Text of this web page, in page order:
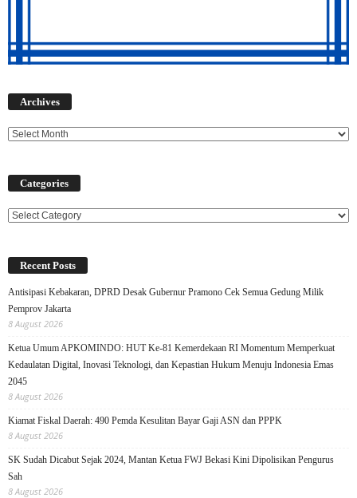
Archives
Categories
Categories
Recent Posts
Antisipasi Kebakaran, DPRD Desak Gubernur Pramono Cek Semua Gedung Milik
Pemprov Jakarta
8 August 2026
Ketua Umum APKOMINDO: HUT Ke-81 Kemerdekaan RI Momentum Memperkuat
Kedaulatan Digital, Inovasi Teknologi, dan Kepastian Hukum Menuju Indonesia Emas
2045
8 August 2026
Kiamat Fiskal Daerah: 490 Pemda Kesulitan Bayar Gaji ASN dan PPPK
8 August 2026
SK Sudah Dicabut Sejak 2024, Mantan Ketua FWJ Bekasi Kini Dipolisikan Pengurus
Sah
8 August 2026